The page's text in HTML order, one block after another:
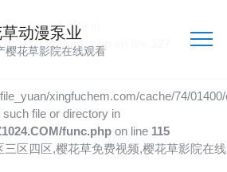
left on device in
func.php
xingfuchem.com/cache/74/
file or directory in
func.php on line 115
区四区,樱花草免费视频,樱花草影院在线
草动漫泵业
樱花草影院在线观看